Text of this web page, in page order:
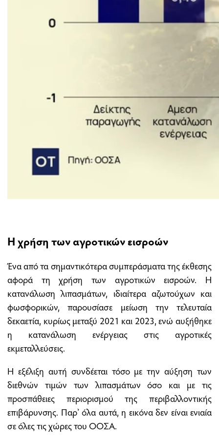
Η χρήση των αγροτικών εισροών
Ένα από τα σημαντικότερα συμπεράσματα της έκθεσης
αφορά τη χρήση των αγροτικών εισροών. Η
κατανάλωση λιπασμάτων, ιδιαίτερα αζωτούχων και
φωσφορικών, παρουσίασε μείωση την τελευταία
δεκαετία, κυρίως μεταξύ 2021 και 2023, ενώ αυξήθηκε
η κατανάλωση ενέργειας στις αγροτικές
εκμεταλλεύσεις.
Η εξέλιξη αυτή συνδέεται τόσο με την αύξηση των
διεθνών τιμών των λιπασμάτων όσο και με τις
προσπάθειες περιορισμού της περιβαλλοντικής
επιβάρυνσης. Παρ’ όλα αυτά, η εικόνα δεν είναι ενιαία
σε όλες τις χώρες του ΟΟΣΑ.